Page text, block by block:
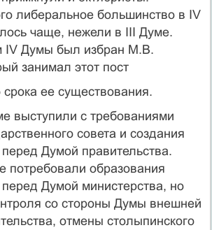
либеральное большинство в IV
чаще, нежели в III Думе.
IV Думы был избран М.В.
занимал этот пост
срока ее существования.
выступили с требованиями
совета и создания
перед Думой правительства.
потребовали образования
перед Думой министерства, но
со стороны Думы внешней
отмены столыпинского